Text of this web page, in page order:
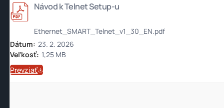
Návod k Telnet Setup-u
Ethernet_SMART_Telnet_v1_30_EN.pdf
Dátum: 23. 2. 2026
Veľkosť: 1,25 MB
Prevziať